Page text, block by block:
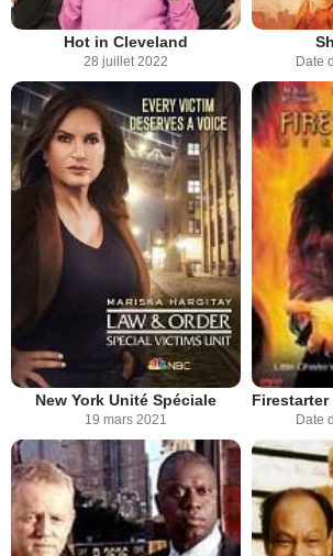
Hot in Cleveland
28 juillet 2022 Date
New York Unité Spéciale
19 mars 2021 Date